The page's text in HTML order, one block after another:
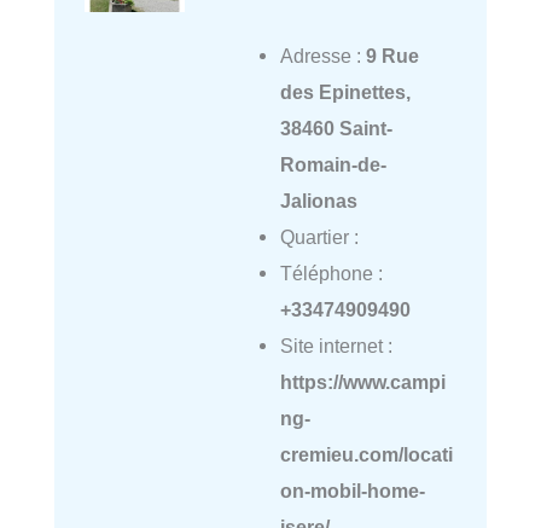
Adresse : 9 Rue
des Epinettes,
38460 Saint-
Romain-de-
Jalionas
Quartier :
Téléphone :
+33474909490
Site internet :
https://www.campi
ng-
cremieu.com/locati
on-mobil-home-